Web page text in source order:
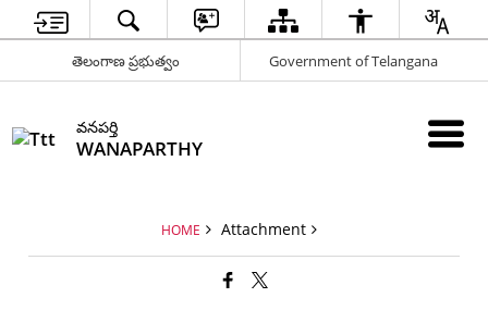
తెలంగాణ ప్రభుత్వం Government of Telangana
వనపర్తి
WANAPARTHY
HOME Attachment